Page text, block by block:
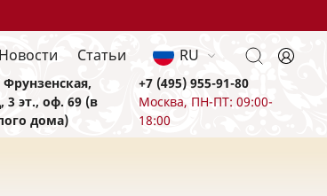
Новости Статьи RU
3 эт., оф. 69 (в
дома)
+7 (495) 955-91-80
Москва, ПН-ПТ: 09:00-
18:00